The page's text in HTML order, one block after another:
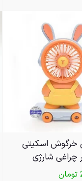
خرگوش اسکیتی
چراغی شارژی
تومان